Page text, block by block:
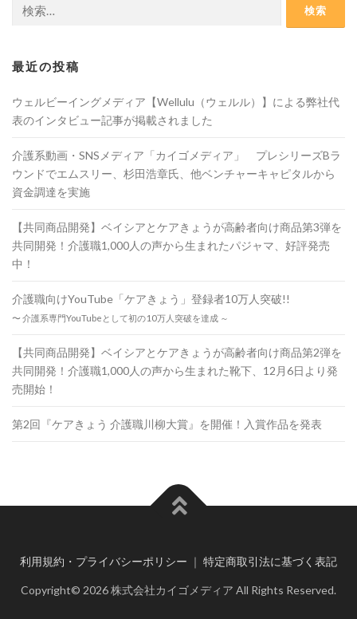
索:
最近の投稿
ウェルビーイングメディア【Wellulu（ウェルル）】による弊社代
表のインタビュー記事が掲載されました
介護系動画・SNSメディア「カイゴメディア」 プレシリーズBラ
ウンドでエムスリー、杉田浩章氏、他ベンチャーキャピタルから
資金調達を実施
【共同商品開発】ベイシアとケアきょうが高齢者向け商品第3弾を
共同開発！介護職1,000人の声から生まれたパジャマ、好評発売
中！
介護職向けYouTube「ケアきょう」登録者10万人突破!!
〜 介護系専門YouTubeとして初の10万人突破を達成 ～
【共同商品開発】ベイシアとケアきょうが高齢者向け商品第2弾を
共同開発！介護職1,000人の声から生まれた靴下、12月6日より発
売開始！
第2回『ケアきょう 介護職川柳大賞』を開催！入賞作品を発表
利用規約・プライバシーポリシー ｜ 特定商取引法に基づく表記
Copyright© 2026 株式会社カイゴメディア All Rights Reserved.